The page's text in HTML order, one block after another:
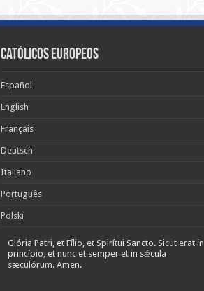
Católicos Europeos
Español
English
Français
Deutsch
Italiano
Português
Polski
Glória Patri, et Fílio, et Spirítui Sancto. Sicut erat in
princípio, et nunc et semper et in sǽcula
sæculórum. Amen.